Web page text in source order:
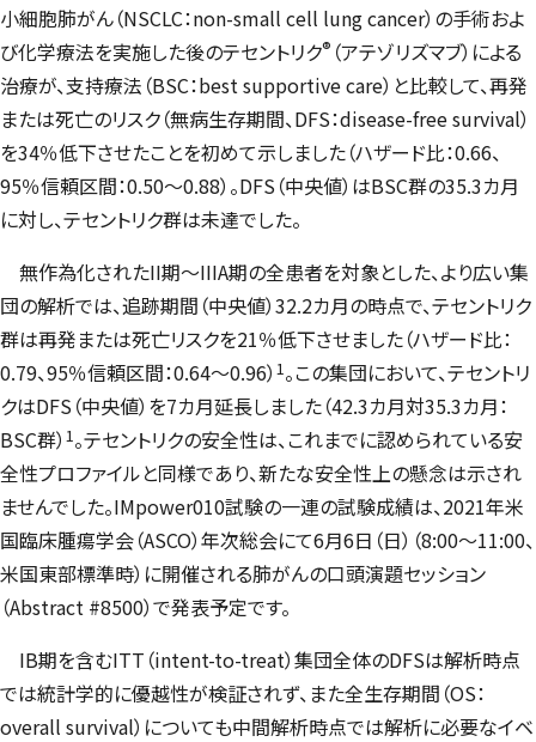
小細胞肺がん（NSCLC：non-small cell lung cancer）の手術およ
び化学療法を実施した後のテセントリク® （アテゾリズマブ）による
治療が、支持療法（BSC：best supportive care）と比較して、再発
または死亡のリスク（無病生存期間、DFS：disease-free survival）
を34％低下させたことを初めて示しました（ハザード比：0.66、
95％信頼区間：0.50～0.88）。DFS（中央値）はBSC群の35.3カ月
に対し、テセントリク群は未達でした。
無作為化されたII期～IIIA期の全患者を対象とした、より広い集
団の解析では、追跡期間（中央値）32.2カ月の時点で、テセントリク
群は再発または死亡リスクを21％低下させました（ハザード比：
0.79、95％信頼区間：0.64～0.96） 1。この集団において、テセントリ
クはDFS（中央値）を7カ月延長しました（42.3カ月対35.3カ月：
BSC群） 1。テセントリクの安全性は、これまでに認められている安
全性プロファイルと同様であり、新たな安全性上の懸念は示され
ませんでした。IMpower010試験の一連の試験成績は、2021年米
国臨床腫瘍学会（ASCO）年次総会にて6月6日（日）（8:00～11:00、
米国東部標準時）に開催される肺がんの口頭演題セッション
（Abstract #8500）で発表予定です。
IB期を含むITT（intent-to-treat）集団全体のDFSは解析時点
では統計学的に優越性が検証されず、また全生存期間（OS：
overall survival）についても中間解析時点では解析に必要なイベ